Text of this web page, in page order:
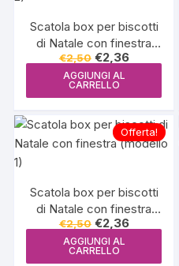
Scatola box per biscotti
di Natale con finestra
(modello 2)
€2,50 Il
prezzo
originale
era:
€2,36Il
prezzo
AGGIUNGI AL
CARRELLO
Offerta!
Scatola box per biscotti
di Natale con finestra
(modello 1)
€2,50 Il
prezzo
originale
era:
€2,36Il
prezzo
AGGIUNGI AL
CARRELLO